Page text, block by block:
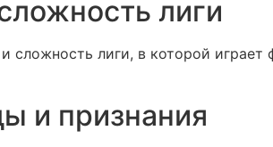
лиги
лиги, в которой играет
и признания